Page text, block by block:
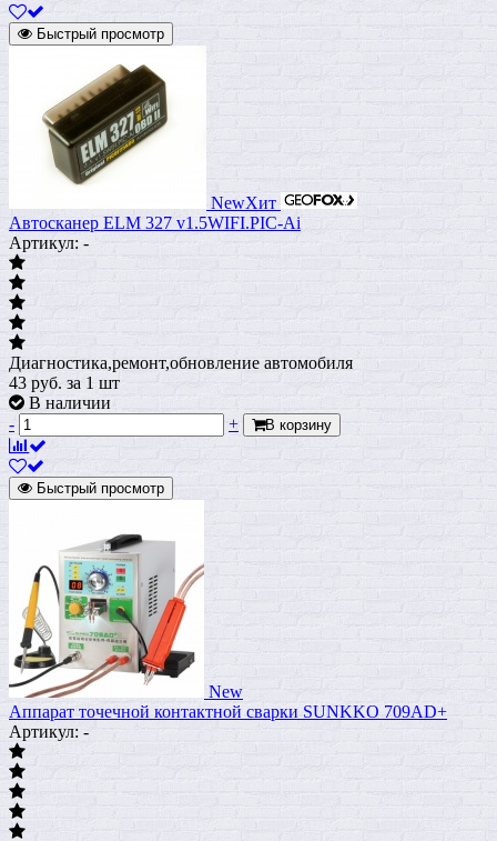
Быстрый просмотр
NewХит
Автосканер ELM 327 v1.5WIFI.PIC-Ai
Артикул: -
Диагностика,ремонт,обновление автомобиля
43 руб. за 1 шт
В наличии
-
+ В корзину
Быстрый просмотр
New
Аппарат точечной контактной сварки SUNKKO 709AD+
Артикул: -